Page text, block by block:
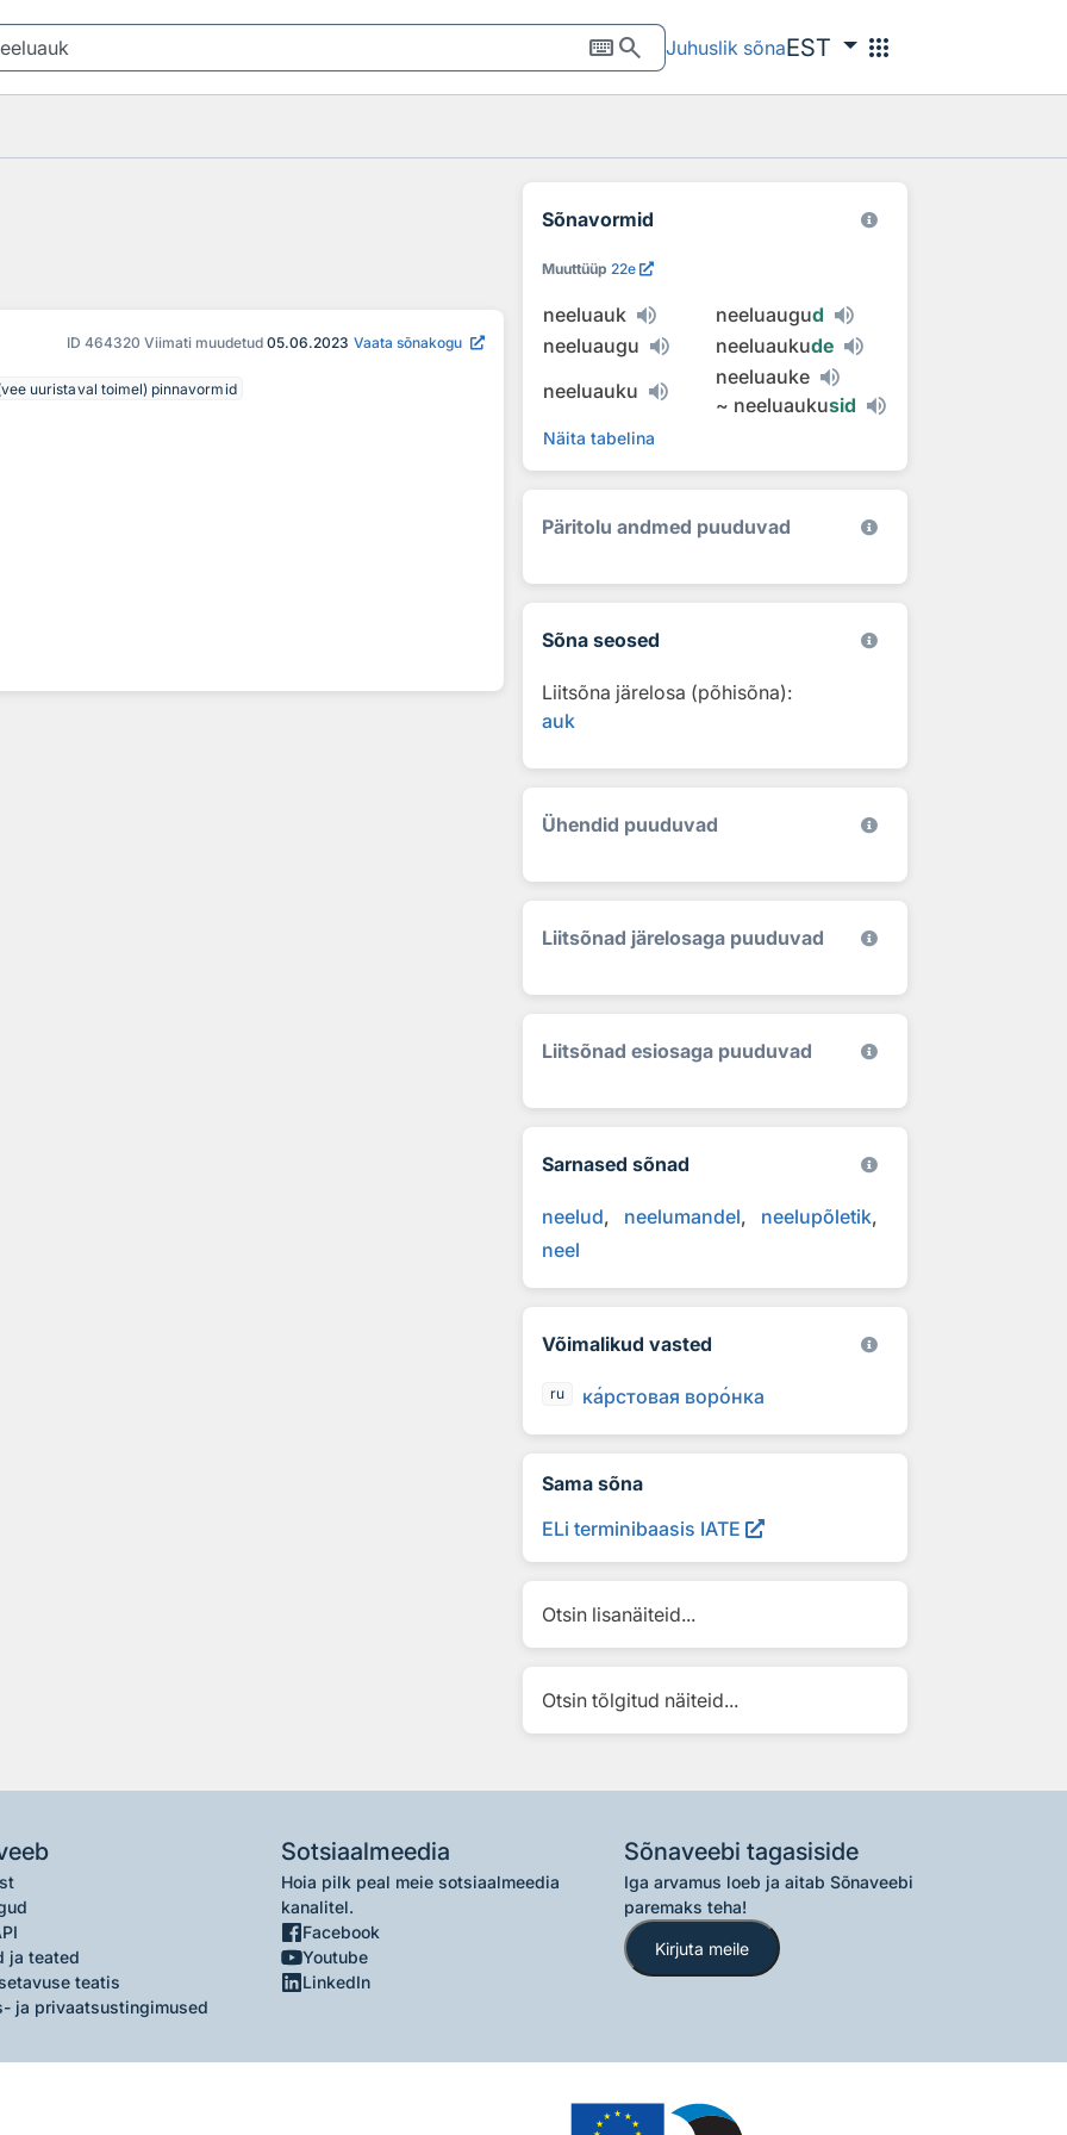
keyboardsearch Juhuslik sõnaEST apps
ID 464320 Viimati muudetud 05.06.2023 Vaata sõnakogu
uuristaval toimel) pinnavormid
Sõnavormid
Muuttüüp 22e
neeluauk neeluaugud
neeluaugu
neeluaukude
neeluauku
neeluauke
~ neeluaukusid
Näita tabelina
Päritolu andmed puuduvad
Sõna seosed
Liitsõna järelosa (põhisõna):
auk
Ühendid puuduvad
Liitsõnad järelosaga puuduvad
Liitsõnad esiosaga puuduvad
Sarnased sõnad
neelud neelumandel
neelupõletik
neel
Võimalikud vasted
ru карстовая воронка
Sama sõna
ELi terminibaasis IATE
Otsin lisanäiteid...
Otsin tõlgitud näiteid...
ja teated
teatis
ja privaatsustingimused
Sotsiaalmeedia
Hoia pilk peal meie sotsiaalmeedia
kanalitel.
Facebook
Youtube
LinkedIn
Sõnaveebi tagasiside
Iga arvamus loeb ja aitab Sõnaveebi
paremaks teha!
Kirjuta meile